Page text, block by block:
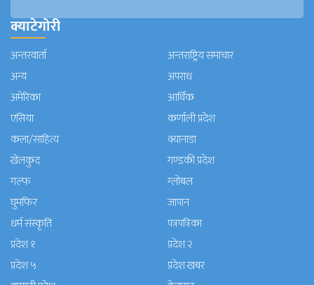
क्याटेगोरी
अन्तरवार्ता
अन्तराष्ट्रिय समाचार
अन्य
अपराध
अमेरिका
आर्थिक
एसिया
कर्णाली प्रदेश
कला/साहित्य
क्यानाडा
खेलकुद
गण्डकी प्रदेश
गल्फ
ग्लोबल
घुमफिर
जापान
धर्म संस्कृति
पत्रपत्रिका
प्रदेश १
प्रदेश २
प्रदेश ५
प्रदेश खबर